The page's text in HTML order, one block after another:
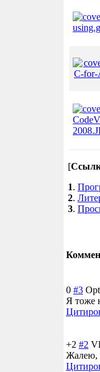
[
1.
2.
3.
0 #3
Я тоже
+2 #2
Жалею,